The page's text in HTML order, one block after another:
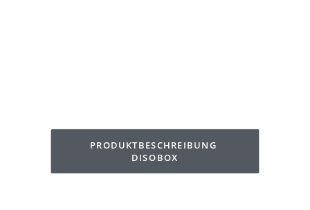
PRODUKTBESCHREIBUNG
DISOBOX